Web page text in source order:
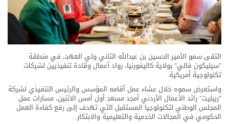
التقى سمو الأمير الحسين بن عبدالله الثاني ولي العهد، في منطقة
"سيليكون فالي" بولاية كاليفورنيا، رواد أعمال وقادة تنفيذيين لشركات
تكنولوجية أمريكية.
واستعرض سموه خلال عشاء عمل أقامه المؤسس والرئيس التنفيذي لشركة
"ريبليت" رائد الأعمال الأردني أمجد مسعد أول أمس الاثنين، مسارات عمل
المجلس الوطني لتكنولوجيا المستقبل التي تهدف إلى رفع كفاءة العمل
الحكومي في المجالات الخدمية والتعليمية والابتكار.